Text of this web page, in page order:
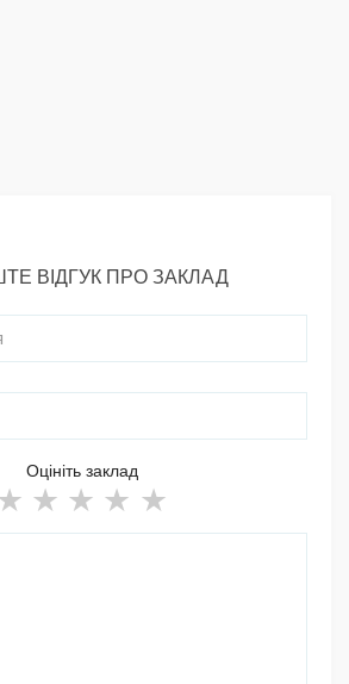
ВІДГУК ПРО ЗАКЛАД
Оцініть заклад